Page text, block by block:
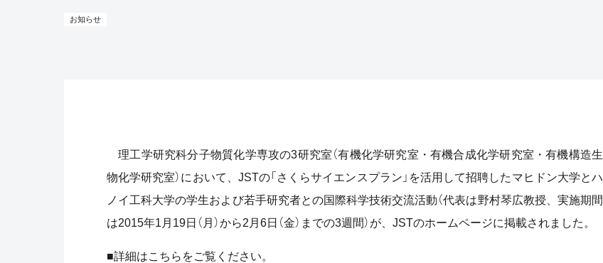
お知らせ
理工学研究科分子物質化学専攻の3研究室（有機化学研究室・有機合成化学研究室・有機構造生
物化学研究室）において、 JSTの「さくらサイエンスプラン」を活用して招聘したマヒドン大学とハ
ノイ工科大学の学生および若手研究者との国際科学技術交流活動（代表は野村琴広教授、実施期間
は2015年1 月 19日（月）から2 月 6日（金）までの3週間）が、JSTのホームページに掲載されました。
■詳細はこちらをご覧ください。